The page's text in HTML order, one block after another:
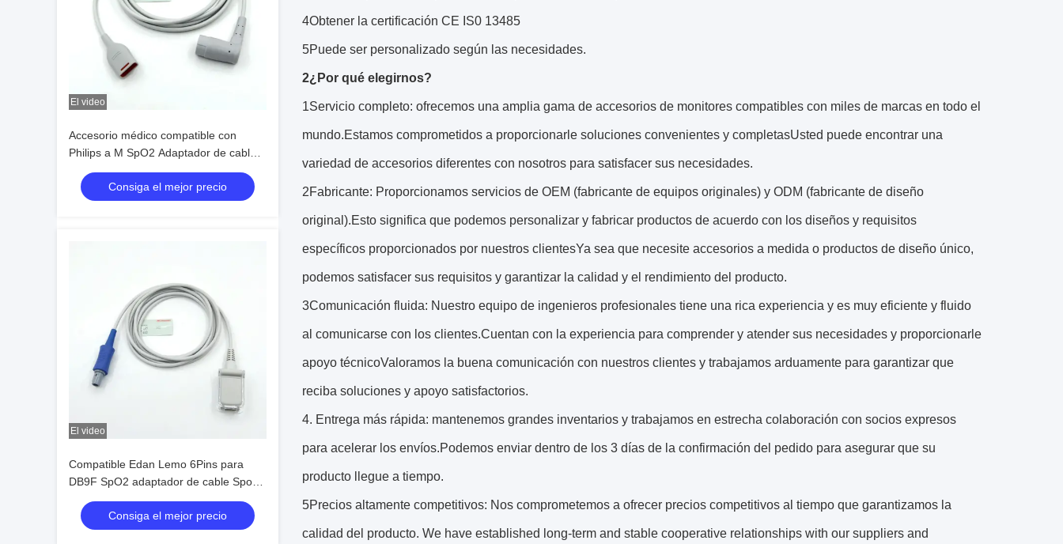
El video
Accesorio médico compatible con
Philips a M SpO2 Adaptador de cable
TPU Spo2 Cable de extensión
Consiga el mejor precio
El video
Compatible Edan Lemo 6Pins para
DB9F SpO2 adaptador de cable Spo2
cable de extensión
Consiga el mejor precio
4Obtener la certificación CE IS0 13485
5Puede ser personalizado según las necesidades.
2¿Por qué elegirnos?
1Servicio completo: ofrecemos una amplia gama de accesorios de monitores compatibles con miles de marcas en todo el
mundo.Estamos comprometidos a proporcionarle soluciones convenientes y completasUsted puede encontrar una
variedad de accesorios diferentes con nosotros para satisfacer sus necesidades.
2Fabricante: Proporcionamos servicios de OEM (fabricante de equipos originales) y ODM (fabricante de diseño
original).Esto significa que podemos personalizar y fabricar productos de acuerdo con los diseños y requisitos
específicos proporcionados por nuestros clientesYa sea que necesite accesorios a medida o productos de diseño único,
podemos satisfacer sus requisitos y garantizar la calidad y el rendimiento del producto.
3Comunicación fluida: Nuestro equipo de ingenieros profesionales tiene una rica experiencia y es muy eficiente y fluido
al comunicarse con los clientes.Cuentan con la experiencia para comprender y atender sus necesidades y proporcionarle
apoyo técnicoValoramos la buena comunicación con nuestros clientes y trabajamos arduamente para garantizar que
reciba soluciones y apoyo satisfactorios.
4. Entrega más rápida: mantenemos grandes inventarios y trabajamos en estrecha colaboración con socios expresos
para acelerar los envíos.Podemos enviar dentro de los 3 días de la confirmación del pedido para asegurar que su
producto llegue a tiempo.
5Precios altamente competitivos: Nos comprometemos a ofrecer precios competitivos al tiempo que garantizamos la
calidad del producto. We have established long-term and stable cooperative relationships with our suppliers and